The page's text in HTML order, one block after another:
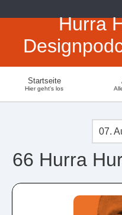
Hurra
Startseite
Hier geht's los
07.
66 Hurra